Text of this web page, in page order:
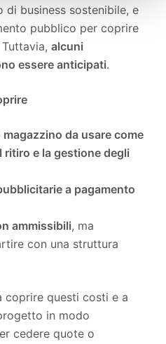
business sostenibile, e
pubblico per coprire
alcuni
essere anticipati.
da usare come
e la gestione degli
a pagamento
ammissibili, ma
con una struttura
coprire questi costi e a
in modo
cedere quote o